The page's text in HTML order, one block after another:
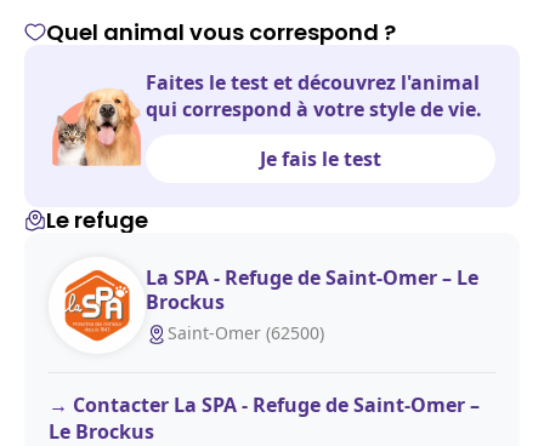
Quel animal vous correspond ?
Faites le test et découvrez l'animal
qui correspond à votre style de vie.
Je fais le test
Le refuge
La SPA - Refuge de Saint-Omer – Le
Brockus
Saint-Omer (62500)
Contacter La SPA - Refuge de Saint-Omer –
Le Brockus